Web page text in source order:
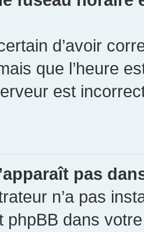
d’avoir
que l’heure
est
pas
n’a pas
phpBB dans